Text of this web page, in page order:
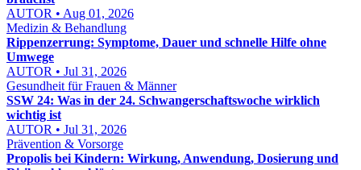
AUTOR • Aug 01, 2026
Medizin & Behandlung
Rippenzerrung: Symptome, Dauer und schnelle Hilfe ohne
Umwege
AUTOR • Jul 31, 2026
Gesundheit für Frauen & Männer
SSW 24: Was in der 24. Schwangerschaftswoche wirklich
wichtig ist
AUTOR • Jul 31, 2026
Prävention & Vorsorge
Propolis bei Kindern: Wirkung, Anwendung, Dosierung und